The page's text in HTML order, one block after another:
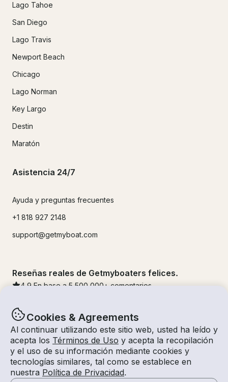
Cookies & Agreements
Al continuar utilizando este sitio web, usted ha leído y
acepta los Términos de Uso y acepta la recopilación
y el uso de su información mediante cookies y
tecnologías similares, tal como se establece en
nuestra Política de Privacidad.
Lago Tahoe
San Diego
Lago Travis
Newport Beach
Chicago
Lago Norman
Key Largo
Destin
Maratón
Asistencia 24/7
Ayuda y preguntas frecuentes
+1 818 927 2148
support@getmyboat.com
Reseñas reales de Getmyboaters felices.
4.9 En base a 5 500,000 + comentarios